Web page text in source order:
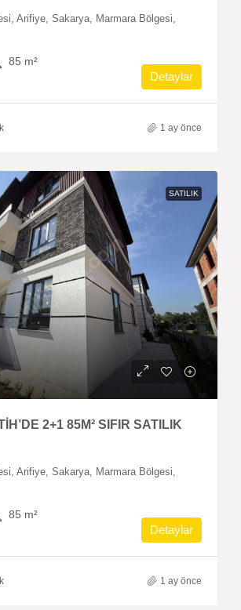
Arifiye, Sakarya, Marmara Bölgesi,
85 m²
Detaylar
1 ay önce
SATILIK
2+1 85M² SIFIR SATILIK
Arifiye, Sakarya, Marmara Bölgesi,
85 m²
Detaylar
1 ay önce